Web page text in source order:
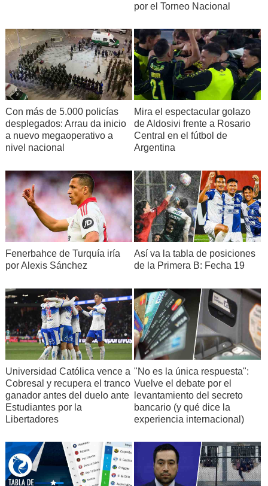
por el Torneo Nacional
Con más de 5.000 policías
desplegados: Arrau da inicio
a nuevo megaoperativo a
nivel nacional
Mira el espectacular golazo
de Aldosivi frente a Rosario
Central en el fútbol de
Argentina
Fenerbahce de Turquía iría
por Alexis Sánchez
Así va la tabla de posiciones
de la Primera B: Fecha 19
Universidad Católica vence a
Cobresal y recupera el tranco
ganador antes del duelo ante
Estudiantes por la
Libertadores
"No es la única respuesta":
Vuelve el debate por el
levantamiento del secreto
bancario (y qué dice la
experiencia internacional)